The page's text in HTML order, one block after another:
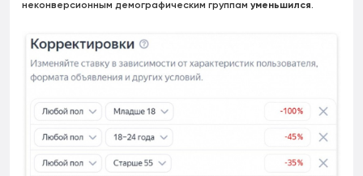
неконверсионным демографическим группамуменьшился.